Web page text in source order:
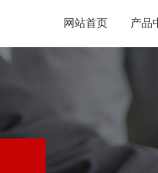
网站首页 产品